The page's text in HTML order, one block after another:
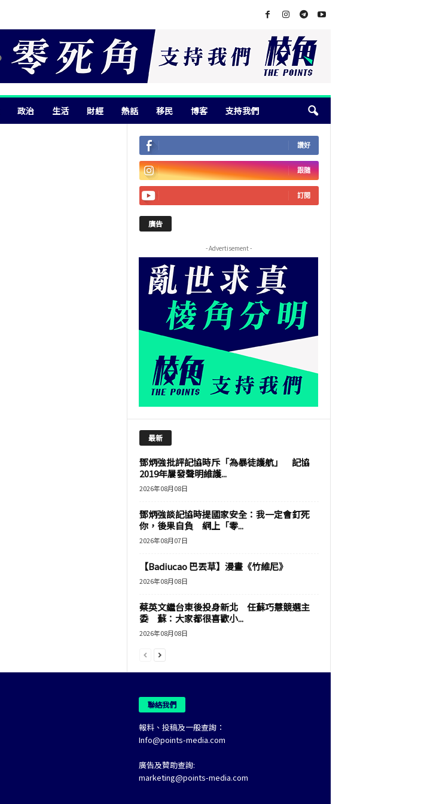
政治 生活 財經 熱話 移民 博客 支持我們
讚好
跟隨
訂閱
廣告
- Advertisement -
最新
鄧炳強批評記協時斥「為暴徒護航」 記協
2019年屢發聲明維護...
2026年08月08日
鄧炳強談記協時提國家安全：我一定會釘死
你，後果自負 網上「零...
2026年08月07日
【Badiucao 巴丟草】漫畫《竹維尼》
2026年08月08日
蔡英文繼台東後投身新北 任蘇巧慧競選主
委 蘇：大家都很喜歡小...
2026年08月08日
聯絡我們
報料、投稿及一般查詢：
Info@points-media.com
廣告及贊助查詢:
marketing@points-media.com